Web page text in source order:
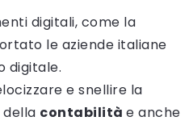
digitali, come la
le aziende italiane
digitale.
e snellire la
della contabilità e anche